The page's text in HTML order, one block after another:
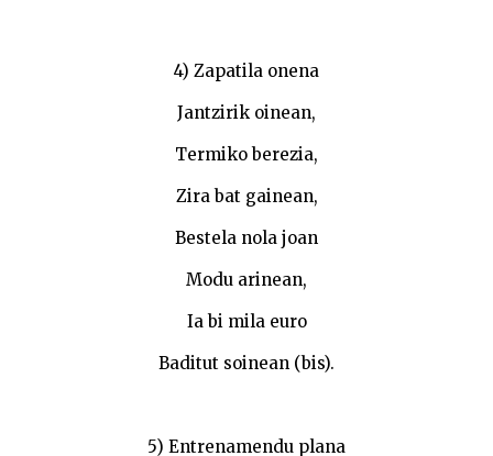
4) Zapatila onena
Jantzirik oinean,
Termiko berezia,
Zira bat gainean,
Bestela nola joan
Modu arinean,
Ia bi mila euro
Baditut soinean (bis).
5) Entrenamendu plana